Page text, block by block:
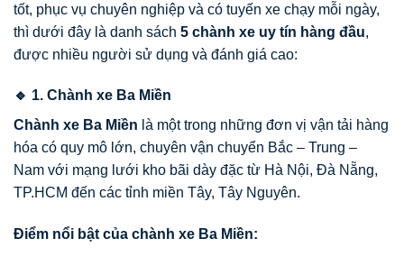
tốt, phục vụ chuyên nghiệp và có tuyến xe chạy mỗi ngày,
thì dưới đây là danh sách 5 chành xe uy tín hàng đầu,
được nhiều người sử dụng và đánh giá cao:
🔹 1. Chành xe Ba Miền
Chành xe Ba Miền là một trong những đơn vị vận tải hàng
hóa có quy mô lớn, chuyên vận chuyển Bắc – Trung –
Nam với mạng lưới kho bãi dày đặc từ Hà Nội, Đà Nẵng,
TP.HCM đến các tỉnh miền Tây, Tây Nguyên.
Điểm nổi bật của chành xe Ba Miền: